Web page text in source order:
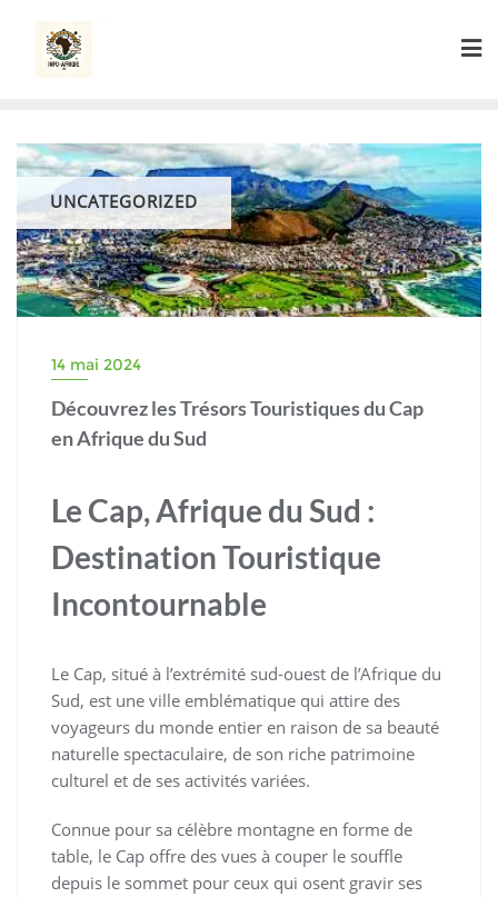
content
UNCATEGORIZED
14 mai 2024
Découvrez les Trésors Touristiques du Cap
en Afrique du Sud
Le Cap, Afrique du Sud :
Destination Touristique
Incontournable
Le Cap, situé à l’extrémité sud-ouest de l’Afrique du
Sud, est une ville emblématique qui attire des
voyageurs du monde entier en raison de sa beauté
naturelle spectaculaire, de son riche patrimoine
culturel et de ses activités variées.
Connue pour sa célèbre montagne en forme de
table, le Cap offre des vues à couper le souffle
depuis le sommet pour ceux qui osent gravir ses